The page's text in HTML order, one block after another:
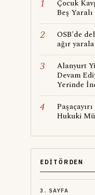
1
Çocuk
Beş Yaralı
2
OSB'de
ağır
3
Alanyurt
Devam
Yerinde
4
Hukuki
EDITÖRDEN
3. SAYFA